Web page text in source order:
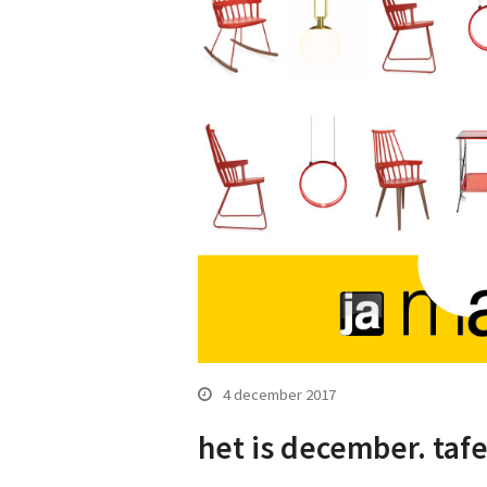
4 december 2017
het is december.